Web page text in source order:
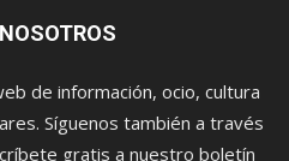
de información, ocio, cultura
Síguenos también a través
gratis a nuestro boletín